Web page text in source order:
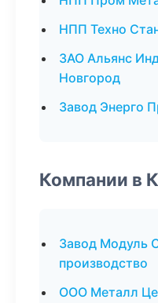
НПП Техно
ЗАО Альянс
Новгород
Завод Энерго
Компании в
Завод Модуль
производство
ООО Металл